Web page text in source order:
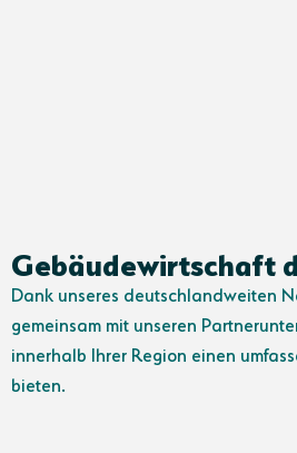
Gebäudewirtschaft
Dank unseres deutschlandweiten
gemeinsam mit unseren
innerhalb Ihrer Region einen
bieten.